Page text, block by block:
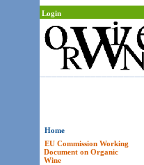
Login
Home
EU Commission Working
Document on Organic
Wine